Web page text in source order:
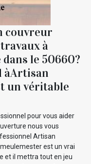
couvreur
à
le 50660?
àArtisan
un véritable
pour vous aider
nous vous
Artisan
est un vrai
et il mettra tout en jeu